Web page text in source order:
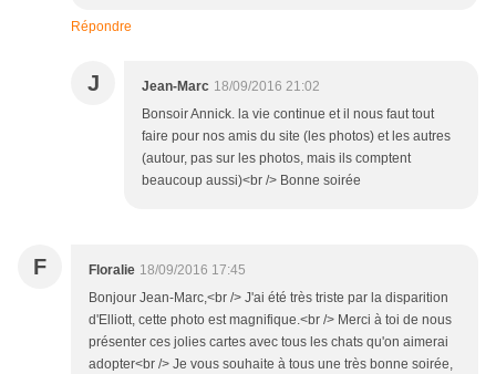
Répondre
J Jean-Marc 18/09/2016 21:02
Bonsoir Annick. la vie continue et il nous faut tout
faire pour nos amis du site (les photos) et les autres
(autour, pas sur les photos, mais ils comptent
beaucoup aussi)<br /> Bonne soirée
F Floralie 18/09/2016 17:45
Bonjour Jean-Marc,<br /> J'ai été très triste par la disparition
d'Elliott, cette photo est magnifique.<br /> Merci à toi de nous
présenter ces jolies cartes avec tous les chats qu'on aimerai
adopter<br /> Je vous souhaite à tous une très bonne soirée,